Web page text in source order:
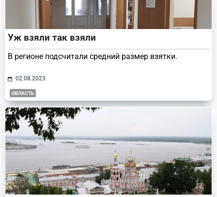
Уж взяли так взяли
В регионе подсчитали средний размер взятки.
02.08.2023
ОБЛАСТЬ